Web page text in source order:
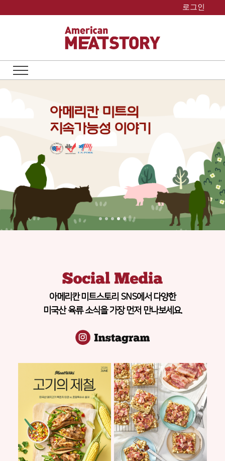
로그인
아메리칸 미트스토리 SNS에서 다양한
미국산 육류 소식을 가장 먼저 만나보세요.